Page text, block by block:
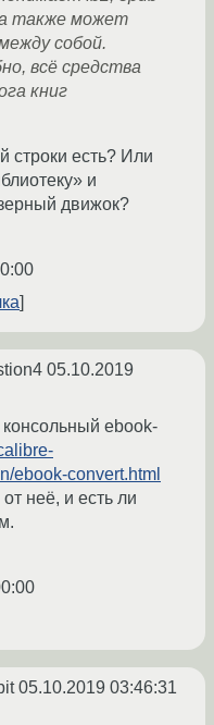
также может
собой.
всё средства
книг
строки есть? Или
и
движок?
05.10.2019
консольный ebook-
ebook-convert.html
неё, и есть ли
05.10.2019 03:46:31